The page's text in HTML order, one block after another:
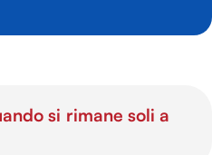
si rimane soli a